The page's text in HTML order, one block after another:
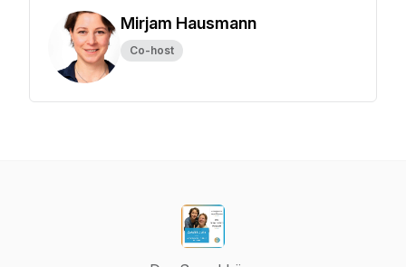
Mirjam Hausmann
Co-host